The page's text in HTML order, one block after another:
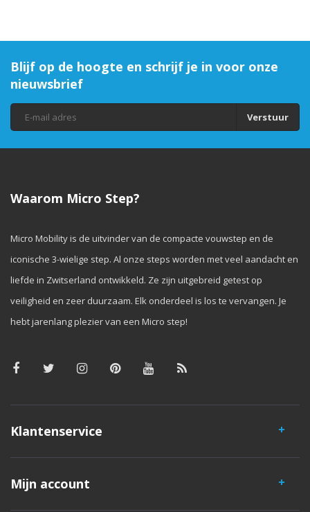
Blijf op de hoogte en schrijf je in voor onze
nieuwsbrief
Verstuur
Waarom Micro Step?
Micro Mobility is de uitvinder van de compacte vouwstep en de
iconische 3-wielige step. Al onze steps worden met veel aandacht en
liefde in Zwitserland ontwikkeld. Ze zijn uitgebreid getest op
veiligheid en zeer duurzaam. Elk onderdeel is los te vervangen. Je
hebt jarenlang plezier van een Micro step!
Klantenservice
Mijn account